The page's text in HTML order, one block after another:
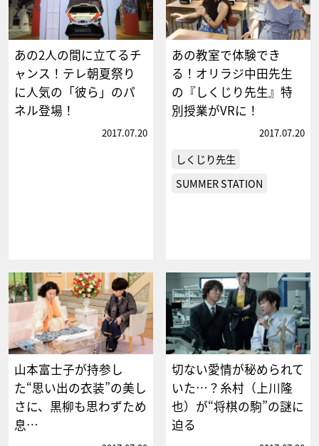
あの2人の間に立てるチ
ャンス！テレ朝夏祭り
に人気の「彼ら」のパ
ネル登場！
2017.07.20
あの教室で体験でき
る！オリラジ中田先生
の『しくじり先生』特
別授業がVRに！
2017.07.20
しくじり先生
SUMMER STATION
山本富士子が持参し
た“思い出の衣装”の美し
さに、黒柳も思わずため
息…
切ない愛情が秘められて
いた…？糸村（上川隆
也）が“将棋の駒”の謎に
迫る